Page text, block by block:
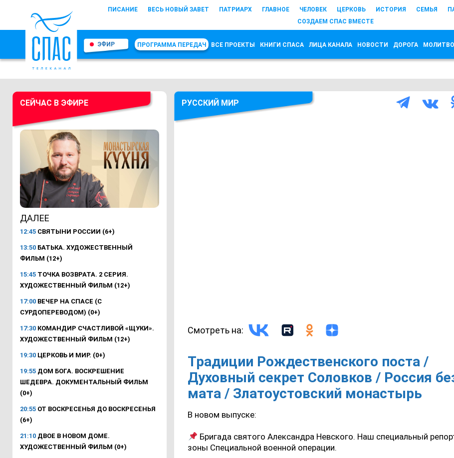
ПИСАНИЕ ВЕСЬ НОВЫЙ ЗАВЕТ ПАТРИАРХ ГЛАВНОЕ ЧЕЛОВЕК ЦЕРКОВЬ ИСТОРИЯ СЕМЬЯ
СОЗДАЕМ СПАС ВМЕСТЕ
ЭФИР ПРОГРАММА ПЕРЕДАЧ ВСЕ ПРОЕКТЫ КНИГИ СПАСА ЛИЦА КАНАЛА НОВОСТИ ДОРОГА
СЕЙЧАС В ЭФИРЕ
ДАЛЕЕ
12:45 СВЯТЫНИ РОССИИ (6+)
13:50 БАТЬКА. ХУДОЖЕСТВЕННЫЙ
ФИЛЬМ (12+)
15:45 ТОЧКА ВОЗВРАТА. 2 СЕРИЯ.
ХУДОЖЕСТВЕННЫЙ ФИЛЬМ (12+)
17:00 ВЕЧЕР НА СПАСЕ (С
СУРДОПЕРЕВОДОМ) (0+)
17:30 КОМАНДИР СЧАСТЛИВОЙ «ЩУКИ».
ХУДОЖЕСТВЕННЫЙ ФИЛЬМ (12+)
19:30 ЦЕРКОВЬ И МИР. (0+)
19:55 ДОМ БОГА. ВОСКРЕШЕНИЕ
ШЕДЕВРА. ДОКУМЕНТАЛЬНЫЙ ФИЛЬМ
(0+)
20:55 ОТ ВОСКРЕСЕНЬЯ ДО ВОСКРЕСЕНЬЯ
(6+)
21:10 ДВОЕ В НОВОМ ДОМЕ.
ХУДОЖЕСТВЕННЫЙ ФИЛЬМ (0+)
РУССКИЙ МИР
Смотреть на:
Традиции Рождественского поста /
Духовный секрет Соловков / Россия
мата / Златоустовский монастырь
В новом выпуске:
Бригада святого Александра Невского. Наш специальный
зоны Специальной военной операции.